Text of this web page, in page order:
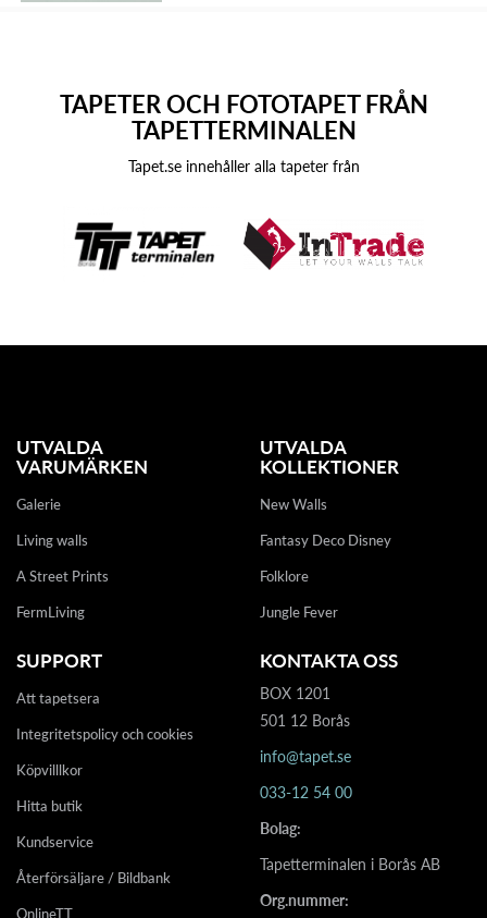
TAPETER OCH FOTOTAPET FRÅN
TAPETTERMINALEN
Tapet.se innehåller alla tapeter från
UTVALDA
VARUMÄRKEN
Galerie
Living walls
A Street Prints
FermLiving
UTVALDA
KOLLEKTIONER
New Walls
Fantasy Deco Disney
Folklore
Jungle Fever
SUPPORT
Att tapetsera
Integritetspolicy och cookies
Köpvilllkor
Hitta butik
Kundservice
Återförsäljare / Bildbank
OnlineTT
KONTAKTA OSS
BOX 1201
501 12 Borås
info@tapet.se
033-12 54 00
Bolag:
Tapetterminalen i Borås AB
Org.nummer: